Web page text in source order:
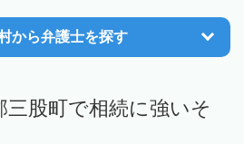
から弁護士を探す
三股町で相続に強いそ